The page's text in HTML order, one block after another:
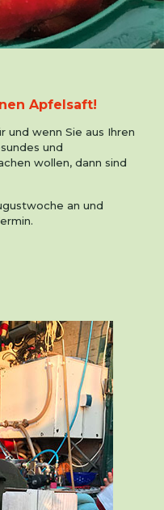
Apfelsaft!
wenn Sie aus Ihren
und
wollen, dann sind
an und